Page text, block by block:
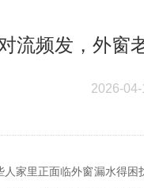
流频发，外窗
2026-
家里正面临外窗漏水得